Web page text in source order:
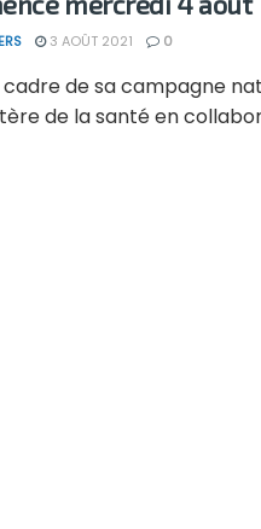
3 AOÛT 2021 0
cadre de sa campagne
de la santé en